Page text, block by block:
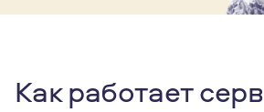
Как работает